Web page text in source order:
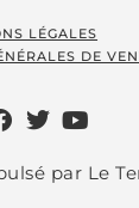
LÉGALES
DE
par Le